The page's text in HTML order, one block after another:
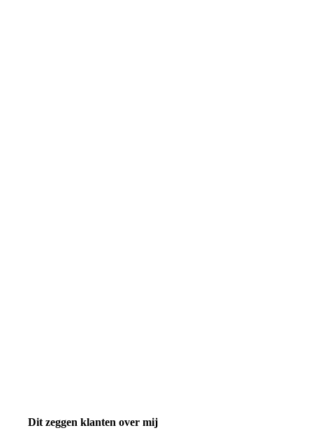
Dit zeggen klanten over mij